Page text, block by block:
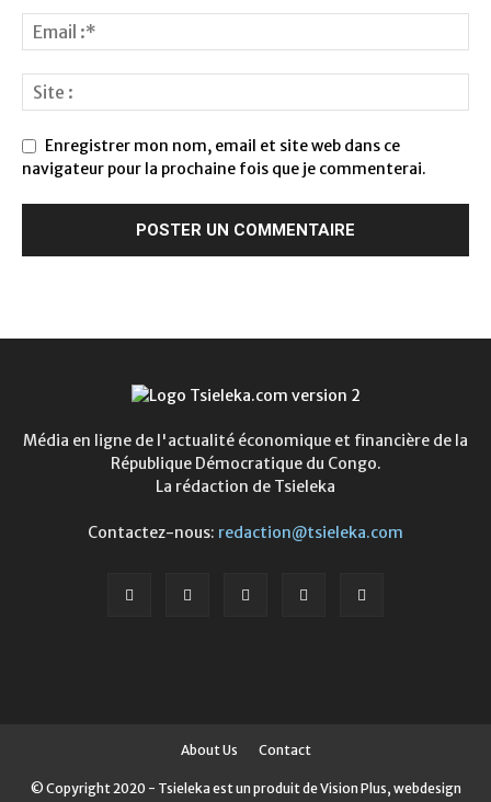
Enregistrer mon nom, email et site web dans ce
navigateur pour la prochaine fois que je commenterai.
Média en ligne de l'actualité économique et financière de la
République Démocratique du Congo.
La rédaction de Tsieleka
Contactez-nous: redaction@tsieleka.com
About Us Contact
© Copyright 2020 - Tsieleka est un produit de Vision Plus, webdesign